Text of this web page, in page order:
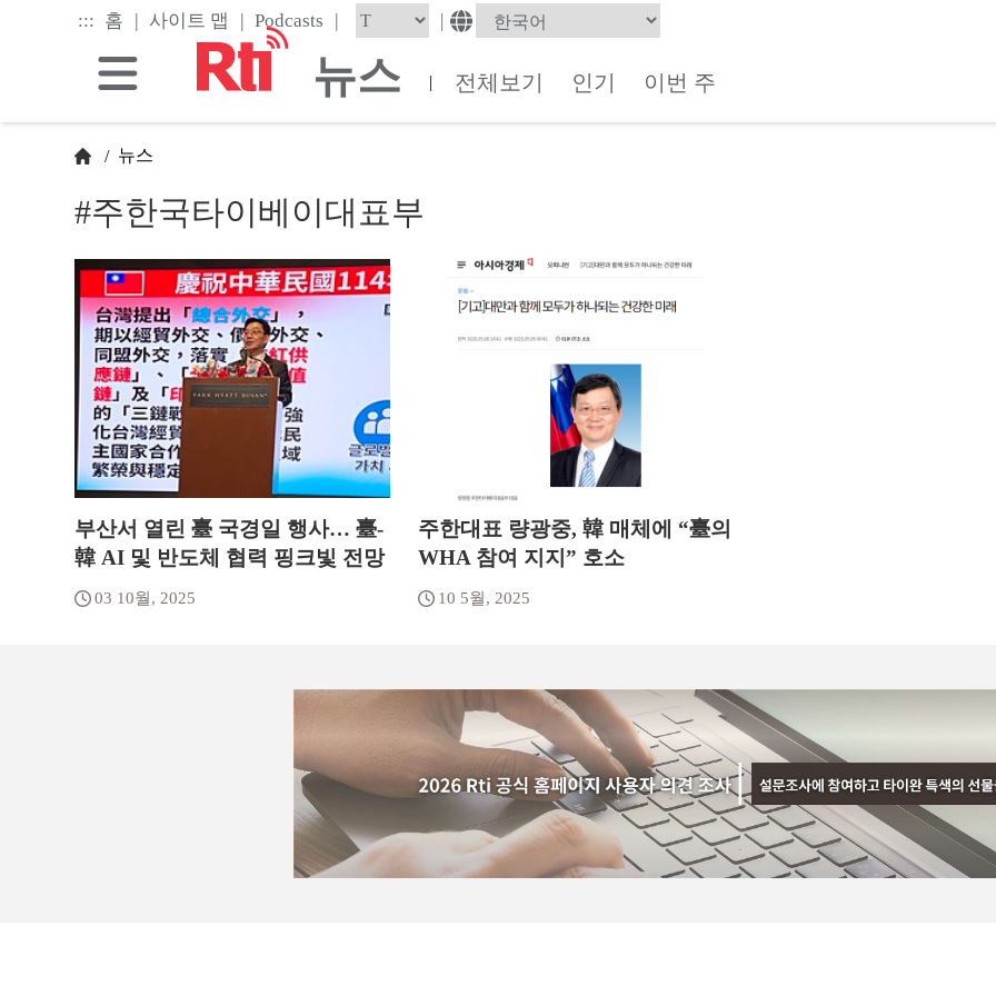
::: 홈 | 사이트 맵 | Podcasts | |
뉴스 | 전체보기 인기 이번 주
/ 뉴스
#주한국타이베이대표부
부산서 열린 臺 국경일 행사… 臺-
韓 AI 및 반도체 협력 핑크빛 전망
03 10월, 2025
주한대표 량광중, 韓 매체에 “臺의
WHA 참여 지지” 호소
10 5월, 2025